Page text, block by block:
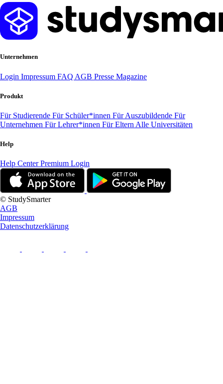
Unternehmen
Login Impressum FAQ AGB Presse Magazine
Produkt
Für Studierende Für Schüler*innen Für Auszubildende Für
Unternehmen Für Lehrer*innen Für Eltern Alle Universitäten
Help
Help CenterPremium Login
© StudySmarter
AGB
Impressum
Datenschutzerklärung